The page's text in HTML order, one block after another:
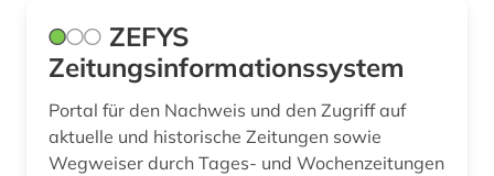
ZEFYS
Zeitungsinformationssystem
Portal für den Nachweis und den Zugriff auf
aktuelle und historische Zeitungen sowie
Wegweiser durch Tages- und Wochenzeitungen